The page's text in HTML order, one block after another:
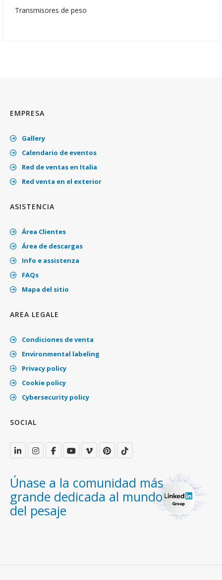
Transmisores de peso
EMPRESA
Gallery
Calendario de eventos
Red de ventas en Italia
Red venta en el exterior
ASISTENCIA
Área Clientes
Área de descargas
Info e assistenza
FAQs
Mapa del sitio
AREA LEGALE
Condiciones de venta
Environmental labeling
Privacy policy
Cookie policy
Cybersecurity policy
SOCIAL
Únase a la comunidad más
grande dedicada al mundo
del pesaje